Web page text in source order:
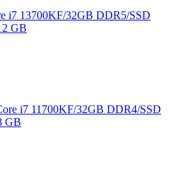
i7 13700KF/32GB DDR5/SSD
GB